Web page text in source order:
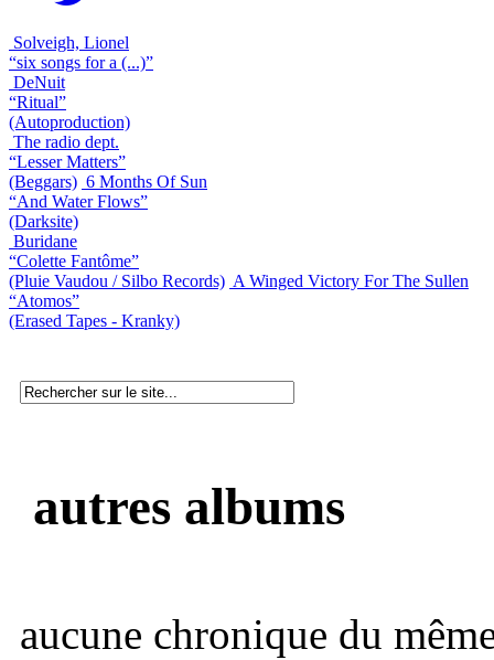
Solveigh, Lionel
“six songs for a (...)”
DeNuit
“Ritual”
(Autoproduction)
The radio dept.
“Lesser Matters”
(Beggars) 6 Months Of Sun
“And Water Flows”
(Darksite)
Buridane
“Colette Fantôme”
(Pluie Vaudou / Silbo Records) A Winged Victory For The Sullen
“Atomos”
(Erased Tapes - Kranky)
autres albums
aucune chronique du